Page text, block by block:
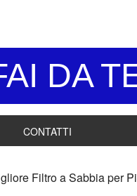
DA
CONTATTI
Filtro a Sabbia per